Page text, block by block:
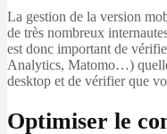
La gestion de la version
de très nombreux
est donc important de
Analytics, Matomo…)
desktop et de vérifier que
Optimiser le